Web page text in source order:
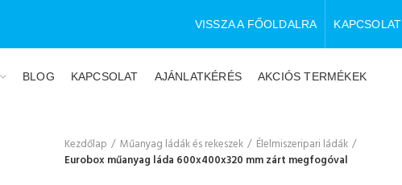
VISSZA A FŐOLDALRA KAPCSOLAT
BLOG KAPCSOLAT AJÁNLATKÉRÉS AKCIÓS TERMÉKEK
Kezdőlap Műanyag ládák és rekeszek
Élelmiszeripari ládák
Eurobox műanyag láda 600x400x320 mm zárt megfogóval